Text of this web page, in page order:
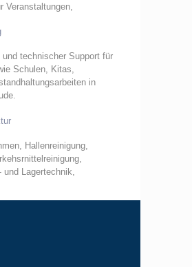
Veranstaltungen,
und technischer Support für
Schulen, Kitas,
in
Hallenreinigung,
und Lagertechnik,